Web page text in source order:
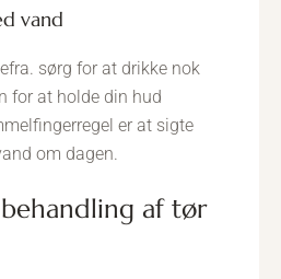
vand
sørg for at drikke nok
for at holde din hud
er at sigte
om dagen.